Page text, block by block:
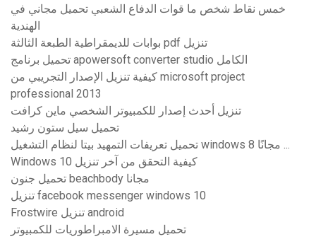
خمس نقاط شخص ما قوات الدفاع الشعبي تحميل مجاني في
الهندية
بوابات للديمقراطية الطبعة الثالثة pdf تنزيل
تحميل برنامج apowersoft converter studio الكامل
كيفية تنزيل الإصدار التجريبي من microsoft project
professional 2013
تنزيل أحدث إصدار للكمبيوتر الشخصي ماين كرافت
تحميل سيل ستون رشيد
تحميل تعريفات التمهيد بيتا لنظام التشغيل windows 8 مجانًا ...
Windows 10 كيفية التحقق من آخر تنزيل
تحميل جنون beachbody مجانا
تنزيل facebook messenger windows 10
Frostwire تنزيل android
تحميل مسيرة الامبراطوريات للكمبيوتر